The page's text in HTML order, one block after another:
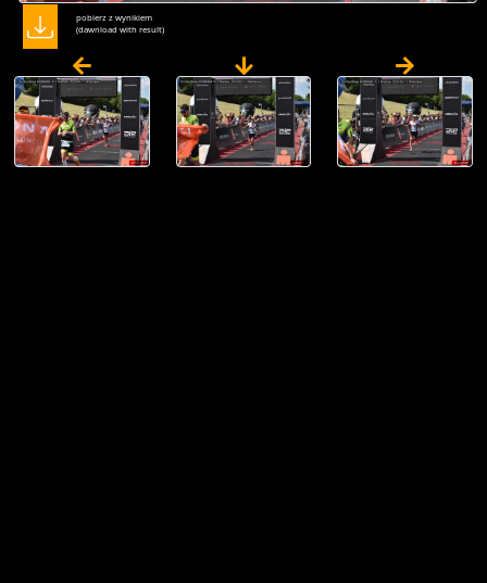
pobierz z wynikiem
(dawnload with result)